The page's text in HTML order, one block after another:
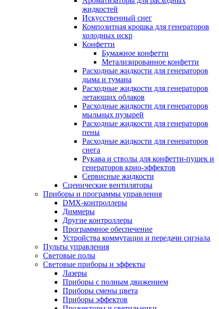
жидкостей
Искусственный снег
Композитная крошка для генераторов
холодных искр
Конфетти
Бумажное конфетти
Метализированное конфетти
Расходные жидкости для генераторов
дыма и тумана
Расходные жидкости для генераторов
летающих облаков
Расходные жидкости для генераторов
мыльных пузырей
Расходные жидкости для генераторов
пены
Расходные жидкости для генераторов
снега
Рукава и стволы для конфетти-пушек и
генераторов крио-эффектов
Сервисные жидкости
Сценические вентиляторы
Приборы и программы управления
DMX-контроллеры
Диммеры
Другие контроллеры
Программное обеспечение
Устройства коммутации и передачи сигнала
Пульты управления
Световые полы
Световые приборы и эффекты
Лазеры
Приборы с полным движением
Приборы смены цвета
Приборы эффектов